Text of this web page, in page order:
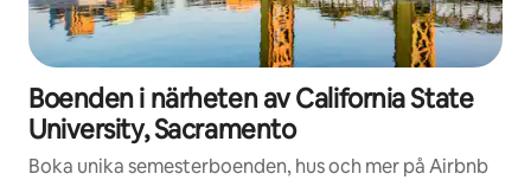
Boenden i närheten av California State
University, Sacramento
Boka unika semesterboenden, hus och mer på Airbnb